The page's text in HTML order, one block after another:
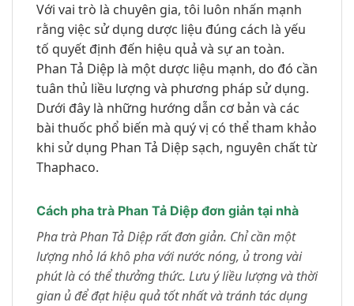
Với vai trò là chuyên gia, tôi luôn nhấn mạnh
rằng việc sử dụng dược liệu đúng cách là yếu
tố quyết định đến hiệu quả và sự an toàn.
Phan Tả Diệp là một dược liệu mạnh, do đó cần
tuân thủ liều lượng và phương pháp sử dụng.
Dưới đây là những hướng dẫn cơ bản và các
bài thuốc phổ biến mà quý vị có thể tham khảo
khi sử dụng Phan Tả Diệp sạch, nguyên chất từ
Thaphaco.
Cách pha trà Phan Tả Diệp đơn giản tại nhà
Pha trà Phan Tả Diệp rất đơn giản. Chỉ cần một
lượng nhỏ lá khô pha với nước nóng, ủ trong vài
phút là có thể thưởng thức. Lưu ý liều lượng và thời
gian ủ để đạt hiệu quả tốt nhất và tránh tác dụng